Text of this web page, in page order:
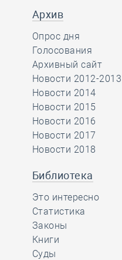
Архив
Опрос дня
Голосования
Архивный сайт
Новости 2012-2013
Новости 2014
Новости 2015
Новости 2016
Новости 2017
Новости 2018
Библиотека
Это интересно
Статистика
Законы
Книги
Суды